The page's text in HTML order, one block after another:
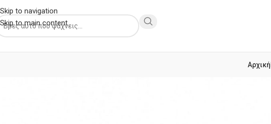
Skip to navigation
Skip to main content
Αρχική